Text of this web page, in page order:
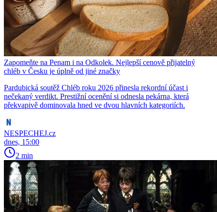
Zapomeňte na Penam i na Odkolek. Nejlepší cenově přijatelný
chléb v Česku je úplně od jiné značky
Pardubická soutěž Chléb roku 2026 přinesla rekordní účast i
nečekaný verdikt. Prestižní ocenění si odnesla pekárna, která
překvapivě dominovala hned ve dvou hlavních kategoriích.
NESPECHEJ.cz
dnes, 15:00
2 min